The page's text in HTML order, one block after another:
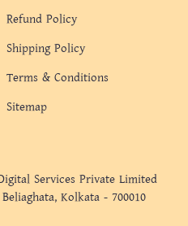
Refund Policy
Shipping Policy
Terms & Conditions
Sitemap
Services Private Limited
Kolkata - 700010